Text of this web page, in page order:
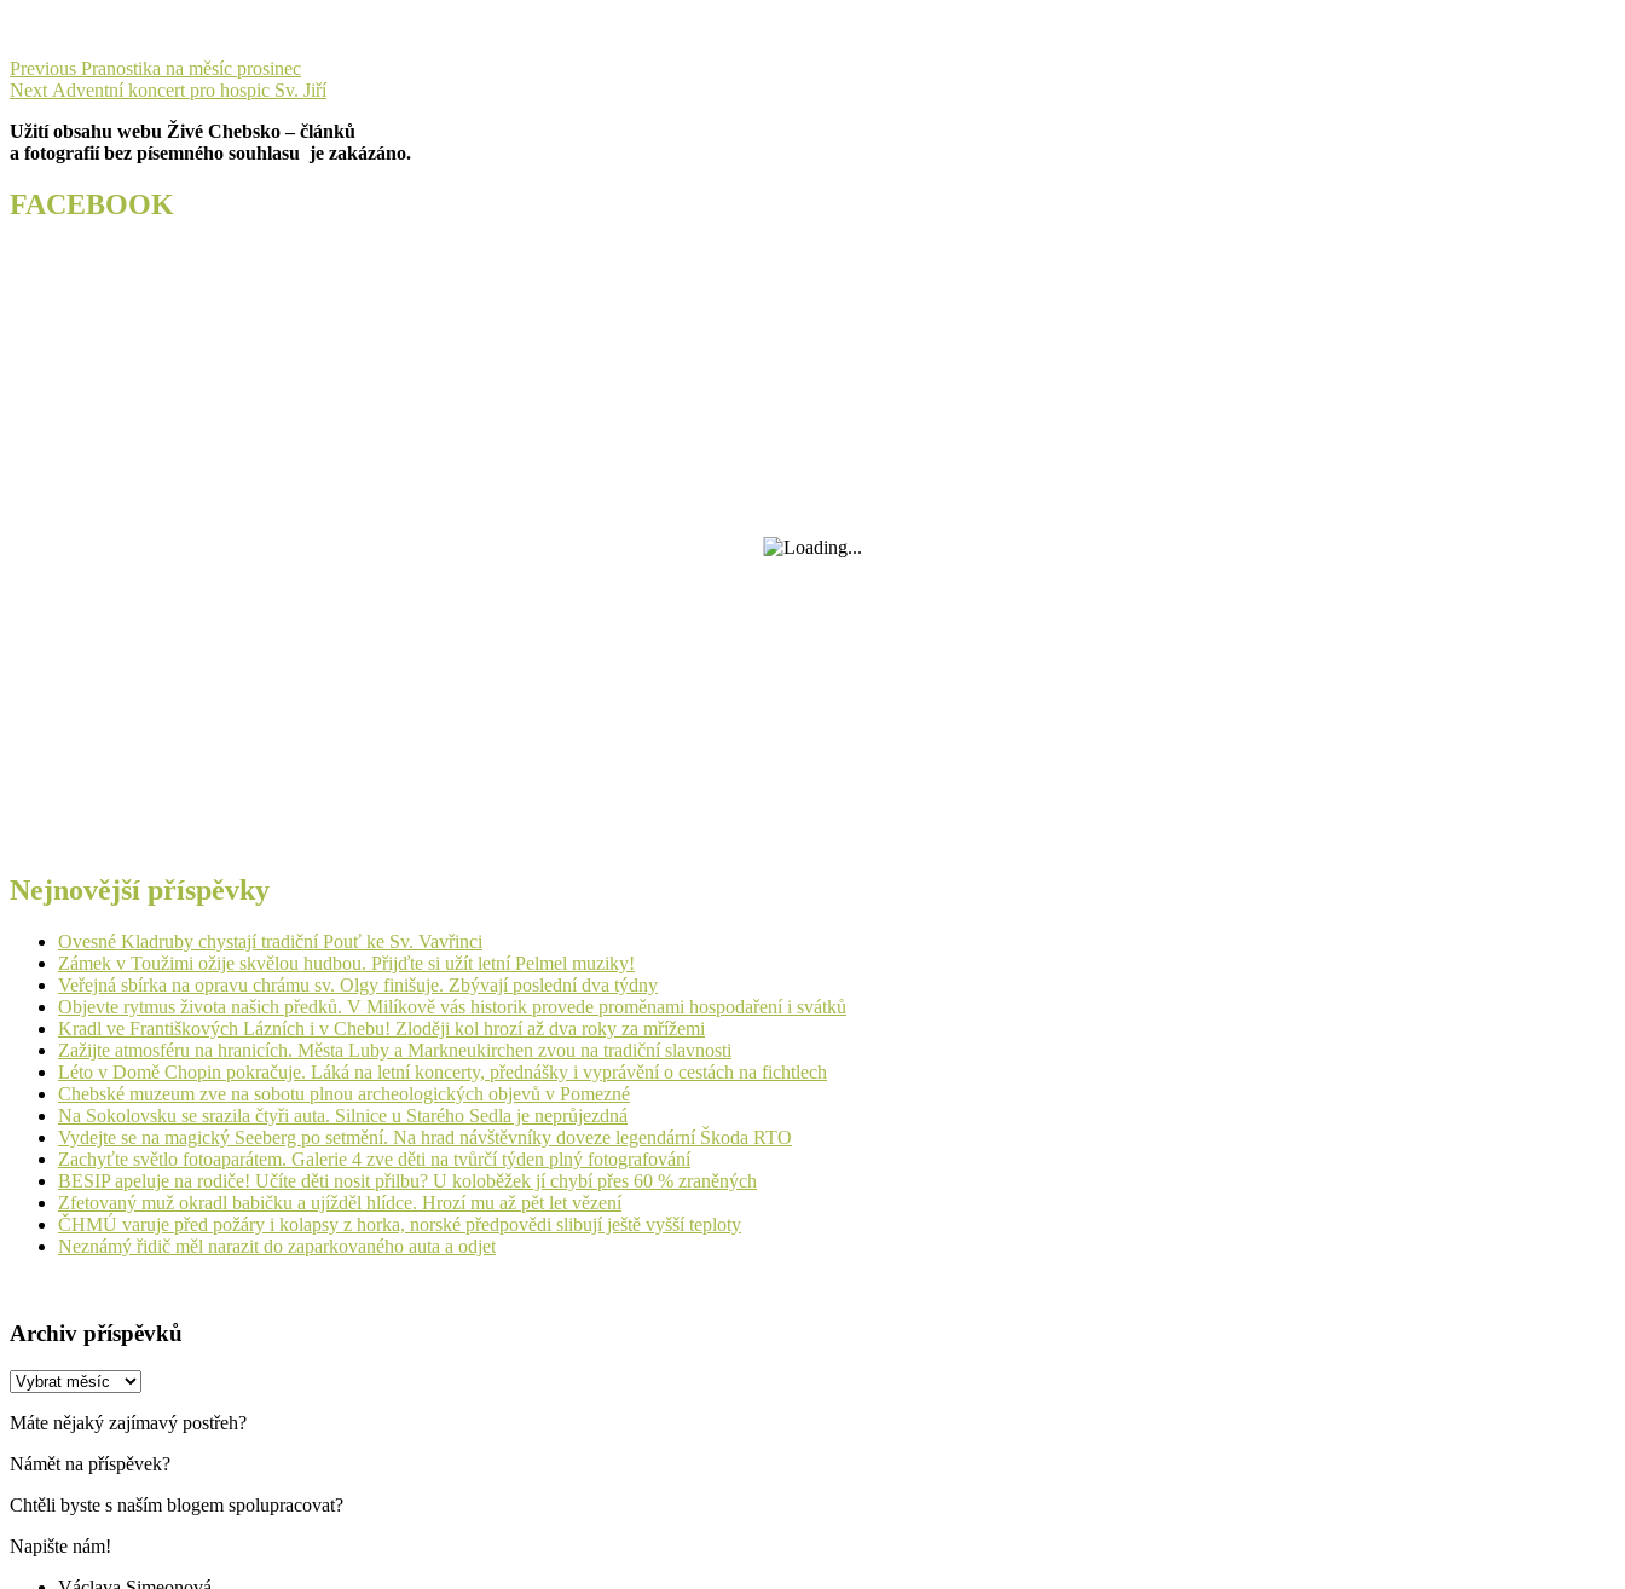
Navigace
pro
příspěvek
Previous Previous
post:
Pranostika na měsíc prosinec
Next Next
Adventní koncert pro hospic Sv. Jiří
Užití obsahu webu Živé Chebsko – článků
a fotografií bez písemného souhlasu je zakázáno.
FACEBOOK
Nejnovější příspěvky
Ovesné Kladruby chystají tradiční Pouť ke Sv. Vavřinci
Zámek v Toužimi ožije skvělou hudbou. Přijďte si užít letní Pelmel muziky!
Veřejná sbírka na opravu chrámu sv. Olgy finišuje. Zbývají poslední dva týdny
Objevte rytmus života našich předků. V Milíkově vás historik provede proměnami hospodaření i svátků
Kradl ve Františkových Lázních i v Chebu! Zloději kol hrozí až dva roky za mřížemi
Zažijte atmosféru na hranicích. Města Luby a Markneukirchen zvou na tradiční slavnosti
Léto v Domě Chopin pokračuje. Láká na letní koncerty, přednášky i vyprávění o cestách na fichtlech
Chebské muzeum zve na sobotu plnou archeologických objevů v Pomezné
Na Sokolovsku se srazila čtyři auta. Silnice u Starého Sedla je neprůjezdná
Vydejte se na magický Seeberg po setmění. Na hrad návštěvníky doveze legendární Škoda RTO
Zachyťte světlo fotoaparátem. Galerie 4 zve děti na tvůrčí týden plný fotografování
BESIP apeluje na rodiče! Učíte děti nosit přilbu? U koloběžek jí chybí přes 60 % zraněných
Zfetovaný muž okradl babičku a ujížděl hlídce. Hrozí mu až pět let vězení
ČHMÚ varuje před požáry i kolapsy z horka, norské předpovědi slibují ještě vyšší teploty
Neznámý řidič měl narazit do zaparkovaného auta a odjet
Archiv příspěvků
Archiv
Máte nějaký zajímavý postřeh?
Námět na příspěvek?
Chtěli byste s naším blogem spolupracovat?
Napište nám!